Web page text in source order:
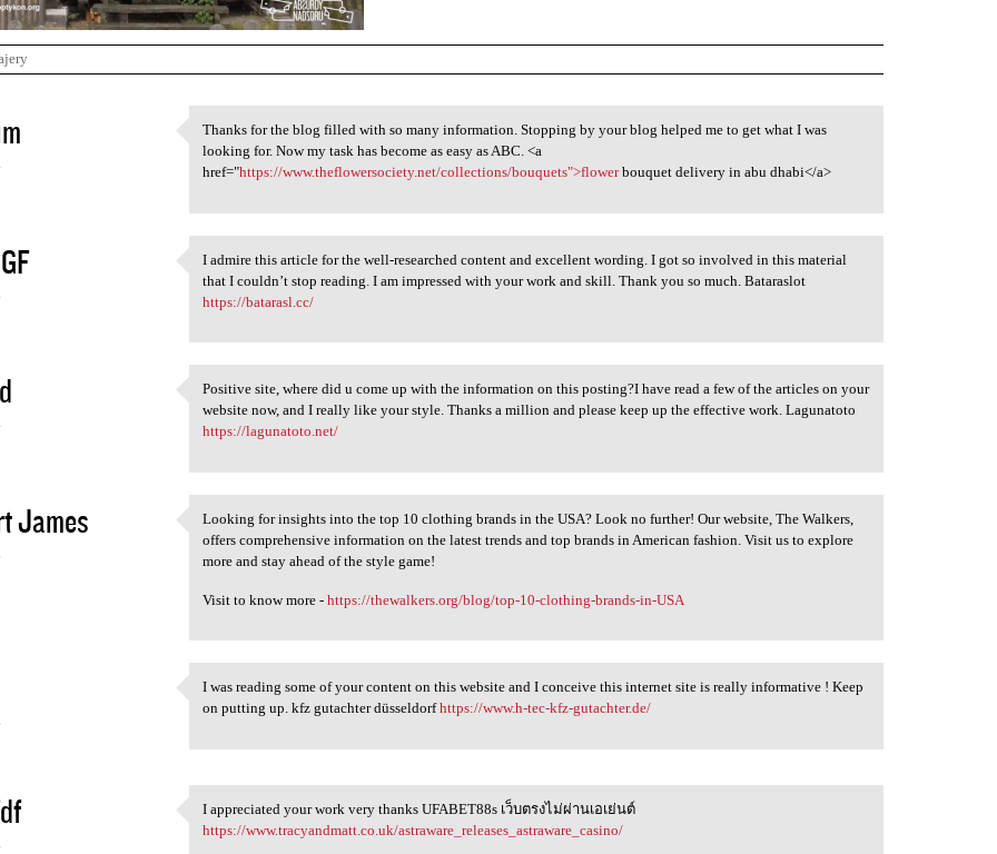
Thanks for the blog filled
Thanks for the blog filled with so many information. Stopping by your blog helped me to get what I was
looking for. Now my task has become as easy as ABC. <a
href="https://www.theflowersociety.net/collections/bouquets">flowerbouquet delivery in abu dhabi</a>
I admire this article for the
I admire this article for the well-researched content and excellent wording. I got so involved in this material
that I couldn’t stop reading. I am impressed with your work and skill. Thank you so much. Bataraslot
https://batarasl.cc/
Positive site, where did u
Positive site, where did u come up with the information on this posting?I have read a few of the articles on your
website now, and I really like your style. Thanks a million and please keep up the effective work. Lagunatoto
https://lagunatoto.net/
James Looking for insights into the
Looking for insights into the top 10 clothing brands in the USA? Look no further! Our website, The Walkers,
offers comprehensive information on the latest trends and top brands in American fashion. Visit us to explore
more and stay ahead of the style game!
Visit to know more -https://thewalkers.org/blog/top-10-clothing-brands-in-USA
I was reading some of your
I was reading some of your content on this website and I conceive this internet site is really informative ! Keep
on putting up. kfz gutachter düsseldorfhttps://www.h-tec-kfz-gutachter.de/
I appreciated your work very
I appreciated your work very thanks UFABET88s เว็บตรงไม่ผ่านเอเย่นต์
https://www.tracyandmatt.co.uk/astraware_releases_astraware_casino/